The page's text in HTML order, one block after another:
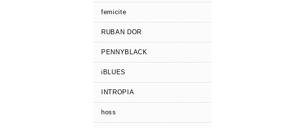
femicite
RUBAN DOR
PENNYBLACK
iBLUES
INTROPIA
hoss